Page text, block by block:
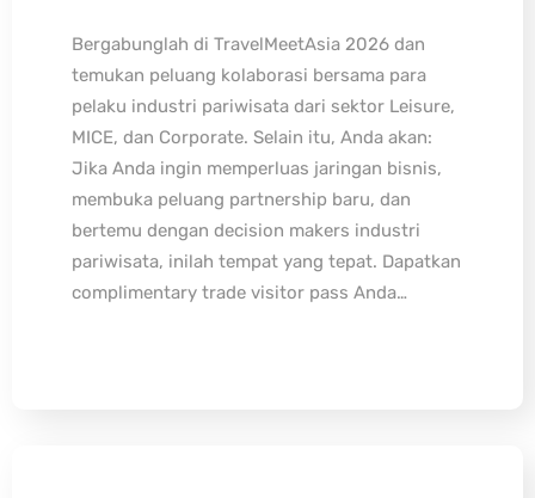
Bergabunglah di TravelMeetAsia 2026 dan
temukan peluang kolaborasi bersama para
pelaku industri pariwisata dari sektor Leisure,
MICE, dan Corporate. Selain itu, Anda akan:
Jika Anda ingin memperluas jaringan bisnis,
membuka peluang partnership baru, dan
bertemu dengan decision makers industri
pariwisata, inilah tempat yang tepat. Dapatkan
complimentary trade visitor pass Anda…